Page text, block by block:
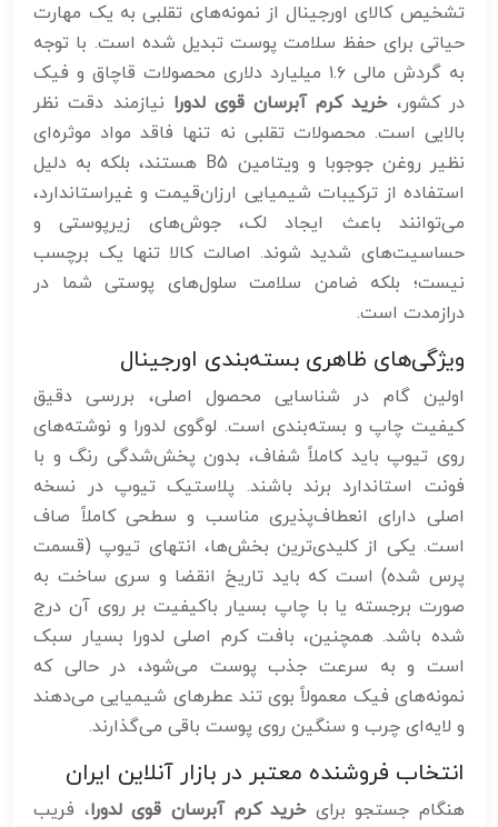
تشخیص کالای اورجینال از نمونه‌های تقلبی به یک مهارت
حیاتی برای حفظ سلامت پوست تبدیل شده است. با توجه
به گردش مالی ۱.۶ میلیارد دلاری محصولات قاچاق و فیک
در کشور،خرید کرم آبرسان قوی لدورا نیازمند دقت نظر
بالایی است. محصولات تقلبی نه تنها فاقد مواد موثره‌ای
نظیر روغن جوجوبا و ویتامین B5 هستند، بلکه به دلیل
استفاده از ترکیبات شیمیایی ارزان‌قیمت و غیراستاندارد،
می‌توانند باعث ایجاد لک، جوش‌های زیرپوستی و
حساسیت‌های شدید شوند. اصالت کالا تنها یک برچسب
نیست؛ بلکه ضامن سلامت سلول‌های پوستی شما در
درازمدت است.
ویژگی‌های ظاهری بسته‌بندی اورجینال
اولین گام در شناسایی محصول اصلی، بررسی دقیق
کیفیت چاپ و بسته‌بندی است. لوگوی لدورا و نوشته‌های
روی تیوپ باید کاملاً شفاف، بدون پخش‌شدگی رنگ و با
فونت استاندارد برند باشند. پلاستیک تیوپ در نسخه
اصلی دارای انعطاف‌پذیری مناسب و سطحی کاملاً صاف
است. یکی از کلیدی‌ترین بخش‌ها، انتهای تیوپ (قسمت
پرس شده) است که باید تاریخ انقضا و سری ساخت به
صورت برجسته یا با چاپ بسیار باکیفیت بر روی آن درج
شده باشد. همچنین، بافت کرم اصلی لدورا بسیار سبک
است و به سرعت جذب پوست می‌شود، در حالی که
نمونه‌های فیک معمولاً بوی تند عطرهای شیمیایی می‌دهند
و لایه‌ای چرب و سنگین روی پوست باقی می‌گذارند.
انتخاب فروشنده معتبر در بازار آنلاین ایران
هنگام جستجو برایخرید کرم آبرسان قوی لدورا، فریب